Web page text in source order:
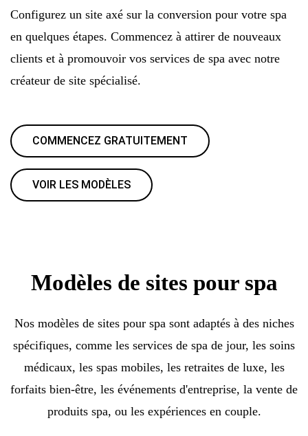
Configurez un site axé sur la conversion pour votre spa
en quelques étapes. Commencez à attirer de nouveaux
clients et à promouvoir vos services de spa avec notre
créateur de site spécialisé.
COMMENCEZ GRATUITEMENT
VOIR LES MODÈLES
Modèles de sites pour spa
Nos modèles de sites pour spa sont adaptés à des niches
spécifiques, comme les services de spa de jour, les soins
médicaux, les spas mobiles, les retraites de luxe, les
forfaits bien-être, les événements d'entreprise, la vente de
produits spa, ou les expériences en couple.